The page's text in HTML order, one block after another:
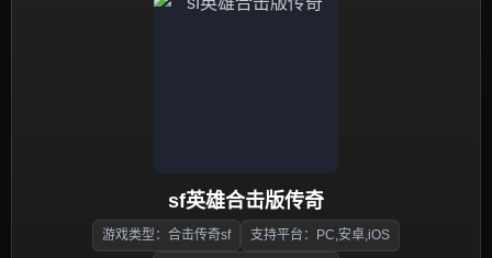
sf英雄合击版传奇
游戏类型：合击传奇sf 支持平台：PC,安卓,iOS